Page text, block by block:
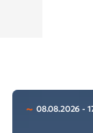
08.08.2026 -